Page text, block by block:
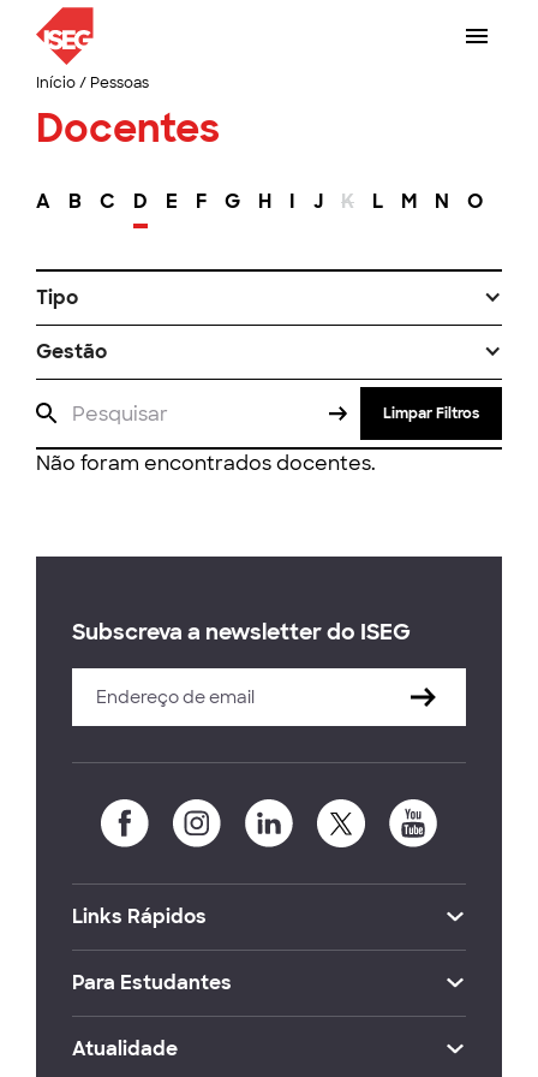
Início/ Pessoas
Docentes
A B C D E F G H I J K L M N O
Tipo
Gestão
Limpar Filtros
Não foram encontrados docentes.
Subscreva a newsletter do ISEG
Links Rápidos
Para Estudantes
Atualidade